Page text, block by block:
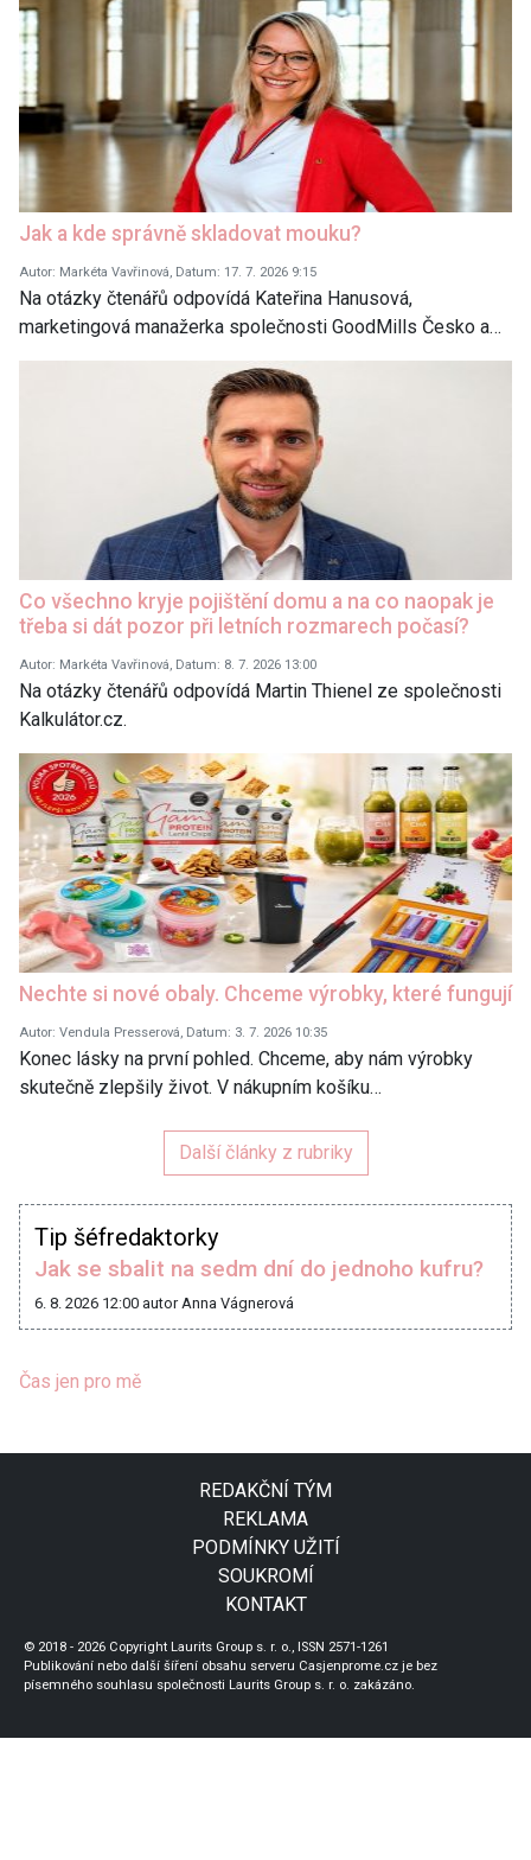
Jak a kde správně skladovat mouku?
Autor: Markéta Vavřinová, Datum: 17. 7. 2026 9:15
Na otázky čtenářů odpovídá Kateřina Hanusová,
marketingová manažerka společnosti GoodMills Česko a…
Co všechno kryje pojištění domu a na co naopak je
třeba si dát pozor při letních rozmarech počasí?
Autor: Markéta Vavřinová, Datum: 8. 7. 2026 13:00
Na otázky čtenářů odpovídá Martin Thienel ze společnosti
Kalkulátor.cz.
Nechte si nové obaly. Chceme výrobky, které fungují
Autor: Vendula Presserová, Datum: 3. 7. 2026 10:35
Konec lásky na první pohled. Chceme, aby nám výrobky
skutečně zlepšily život. V nákupním košíku…
Další články z rubriky
Tip šéfredaktorky
Jak se sbalit na sedm dní do jednoho kufru?
6. 8. 2026 12:00 autor Anna Vágnerová
Čas jen pro mě
REDAKČNÍ TÝM
REKLAMA
PODMÍNKY UŽITÍ
SOUKROMÍ
KONTAKT
© 2018 - 2026 Copyright Laurits Group s. r. o., ISSN 2571-1261
Publikování nebo další šíření obsahu serveru Casjenprome.cz je bez
písemného souhlasu společnosti Laurits Group s. r. o. zakázáno.